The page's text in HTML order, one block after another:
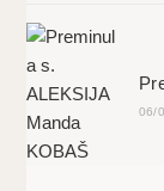
06/